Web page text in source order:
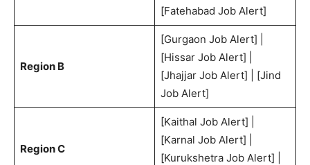
[Fatehabad Job Alert]
Region B
[Gurgaon Job Alert] |
[Hissar Job Alert] |
[Jhajjar Job Alert] | [Jind
Job Alert]
Region C
[Kaithal Job Alert] |
[Karnal Job Alert] |
[Kurukshetra Job Alert] |